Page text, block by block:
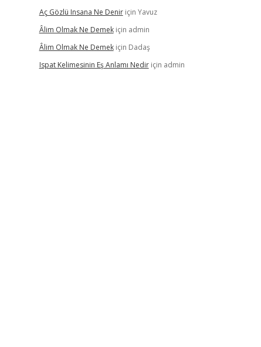
Aç Gözlü Insana Ne Deniriçin Yavuz
Âlim Olmak Ne Demekiçin admin
Âlim Olmak Ne Demekiçin Dadaş
Ispat Kelimesinin Eş Anlamı Nediriçin admin